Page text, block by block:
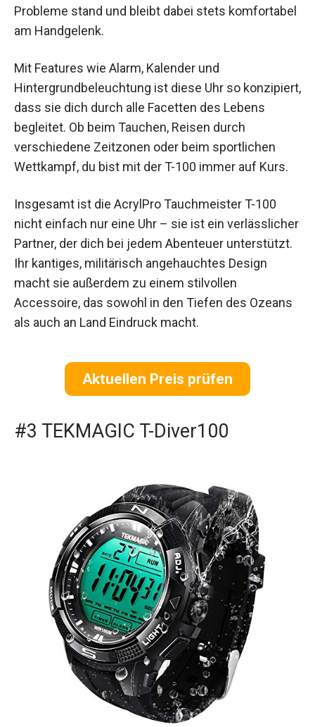
Probleme stand und bleibt dabei stets komfortabel
am Handgelenk.
Mit Features wie Alarm, Kalender und
Hintergrundbeleuchtung ist diese Uhr so konzipiert,
dass sie dich durch alle Facetten des Lebens
begleitet. Ob beim Tauchen, Reisen durch
verschiedene Zeitzonen oder beim sportlichen
Wettkampf, du bist mit der T-100 immer auf Kurs.
Insgesamt ist die AcrylPro Tauchmeister T-100
nicht einfach nur eine Uhr – sie ist ein verlässlicher
Partner, der dich bei jedem Abenteuer unterstützt.
Ihr kantiges, militärisch angehauchtes Design
macht sie außerdem zu einem stilvollen
Accessoire, das sowohl in den Tiefen des Ozeans
als auch an Land Eindruck macht.
Aktuellen Preis prüfen
#3 TEKMAGIC T-Diver100